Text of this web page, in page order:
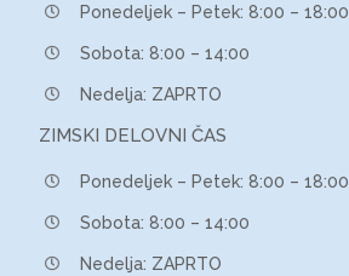
Ponedeljek – Petek: 8:00 – 18:00
Sobota: 8:00 – 14:00
Nedelja: ZAPRTO
ZIMSKI DELOVNI ČAS
Ponedeljek – Petek: 8:00 – 18:00
Sobota: 8:00 – 14:00
Nedelja: ZAPRTO